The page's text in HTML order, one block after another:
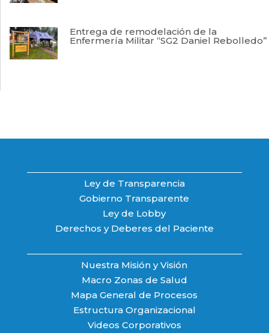
Entrega de remodelación de la
Enfermería Militar “SG2 Daniel Rebolledo”
Ley de Transparencia
Gobierno Transparente
Ley de Lobby
Derechos y Deberes del Paciente
Nuestra Misión y Visión
Macro Zonas de Salud
Mapa General de Procesos
Estructura Organizacional
Videos Corporativos